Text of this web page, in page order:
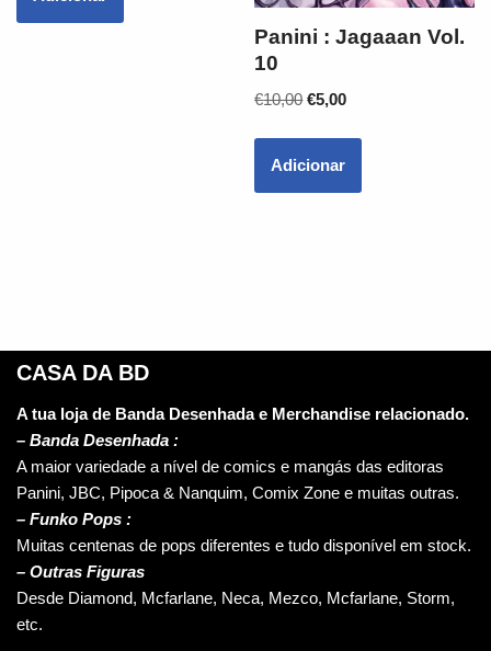
Panini : Jagaaan Vol.
10
€10,00 €5,00
Adicionar
CASA DA BD
A tua loja de Banda Desenhada e Merchandise relacionado.
– Banda Desenhada :
A maior variedade a nível de comics e mangás das editoras
Panini, JBC, Pipoca & Nanquim, Comix Zone e muitas outras.
– Funko Pops :
Muitas centenas de pops diferentes e tudo disponível em stock.
– Outras Figuras
Desde Diamond, Mcfarlane, Neca, Mezco, Mcfarlane, Storm,
etc.